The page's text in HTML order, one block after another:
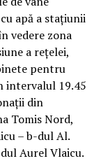
apă a stațiunii
vedere zona
a rețelei,
pentru
intervalul 19.45
din
Tomis Nord,
– b-dul Al.
Aurel Vlaicu.